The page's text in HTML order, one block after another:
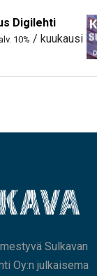
Digilehti
10% / kuukausi
Sulkavan
Oy:n julkaisema